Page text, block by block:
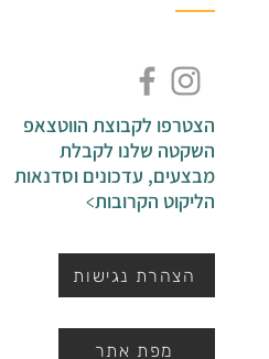
הצטרפו לקבוצת הווטצאפ
השקטה שלנו לקבלת
מבצעים, עדכונים וסדנאות
הליקוט הקרובות>
הצהרת נגישות
מפת אתר